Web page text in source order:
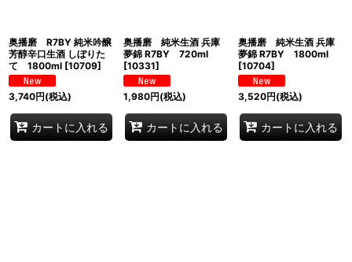
奥播磨 R7BY 純米吟醸
芳醇辛口生酒 しぼりた
て 1800ml [10709]
3,740円(税込)
カートに入れる
奥播磨 純米生酒 兵庫
夢錦 R7BY 720ml
[10331]
1,980円(税込)
カートに入れる
奥播磨 純米生酒 兵庫
夢錦 R7BY 1800ml
[10704]
3,520円(税込)
カートに入れる